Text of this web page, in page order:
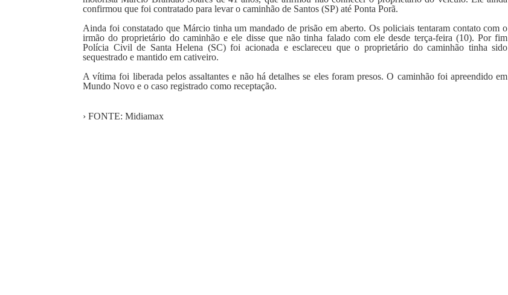
confirmou que foi contratado para levar o caminhão de Santos (SP) até Ponta Porã.
Ainda foi constatado que Márcio tinha um mandado de prisão em aberto. Os policiais tentaram contato com o
irmão do proprietário do caminhão e ele disse que não tinha falado com ele desde terça-feira (10). Por fim
Polícia Civil de Santa Helena (SC) foi acionada e esclareceu que o proprietário do caminhão tinha sido
sequestrado e mantido em cativeiro.
A vítima foi liberada pelos assaltantes e não há detalhes se eles foram presos. O caminhão foi apreendido em
Mundo Novo e o caso registrado como receptação.
› FONTE: Midiamax